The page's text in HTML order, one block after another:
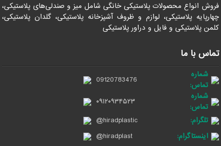
فروش انواع محصولات پلاستیکی خانگی شامل میز و صندلی‌های پلاستیکی،
چهارپایه پلاستیکی، لوازم و ظروف آشپزخانه پلاستیکی، گلدان پلاستیکی،
کلمن پلاستیکی و فایل و دراور پلاستیکی
تماس با ما
شماره
تماس:
09120783476
شماره
تماس:
۰۹۱۲۰۹۳۴۵۲۳
تلگرام:
@hiradplastic
اینستاگرام:
@hiradplast